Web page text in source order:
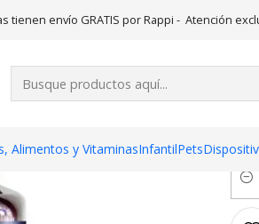
Alimentos y VitaminasInfantilPets
tienen envío GRATIS por Rappi - Atención
Bisglicinato de magnesio